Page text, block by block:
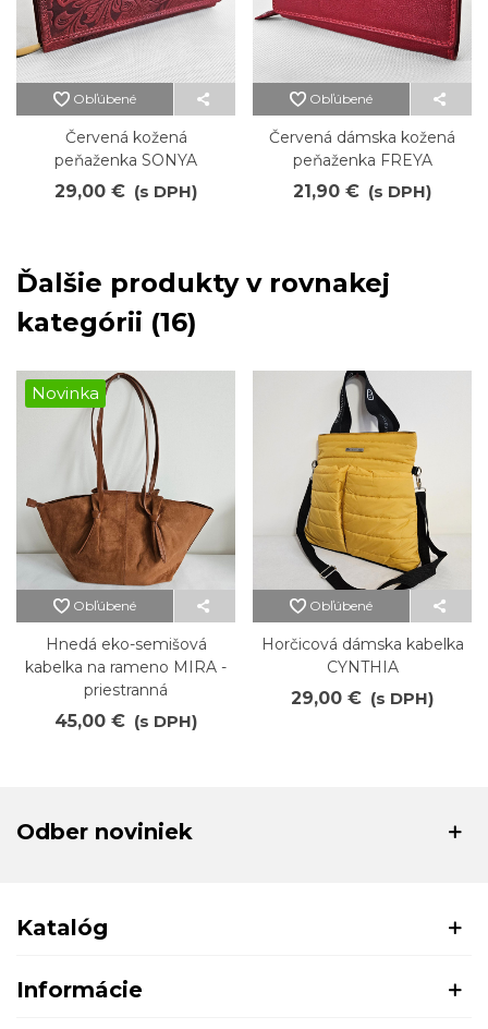
Obľúbené
Červená kožená
peňaženka SONYA
29,00 € (s DPH)
Obľúbené
Červená dámska kožená
peňaženka FREYA
21,90 € (s DPH)
Ďalšie produkty v rovnakej
kategórii (16)
Novinka
Obľúbené
Hnedá eko-semišová
kabelka na rameno MIRA -
priestranná
45,00 € (s DPH)
Obľúbené
Horčicová dámska kabelka
CYNTHIA
29,00 € (s DPH)
Odber noviniek
Katalóg
Informácie